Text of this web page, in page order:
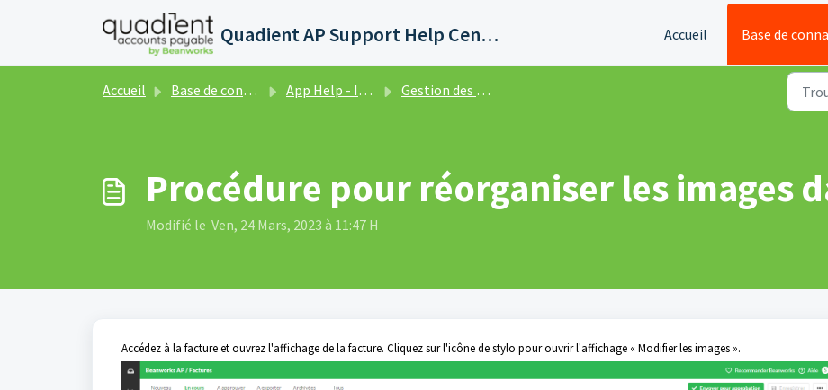
Passer au contenu principal
Quadient AP Support Help Center Accueil Base de
Accueil Base de connaissances App Help - Invoices Gestion des factures
Procédure pour réorganiser les images
Modifié le Ven, 24 Mars, 2023 à 11:47 H
Accédez à la facture et ouvrez l'affichage de la facture. Cliquez sur l'icône de stylo pour ouvrir l'affichage « Modifier les images ».